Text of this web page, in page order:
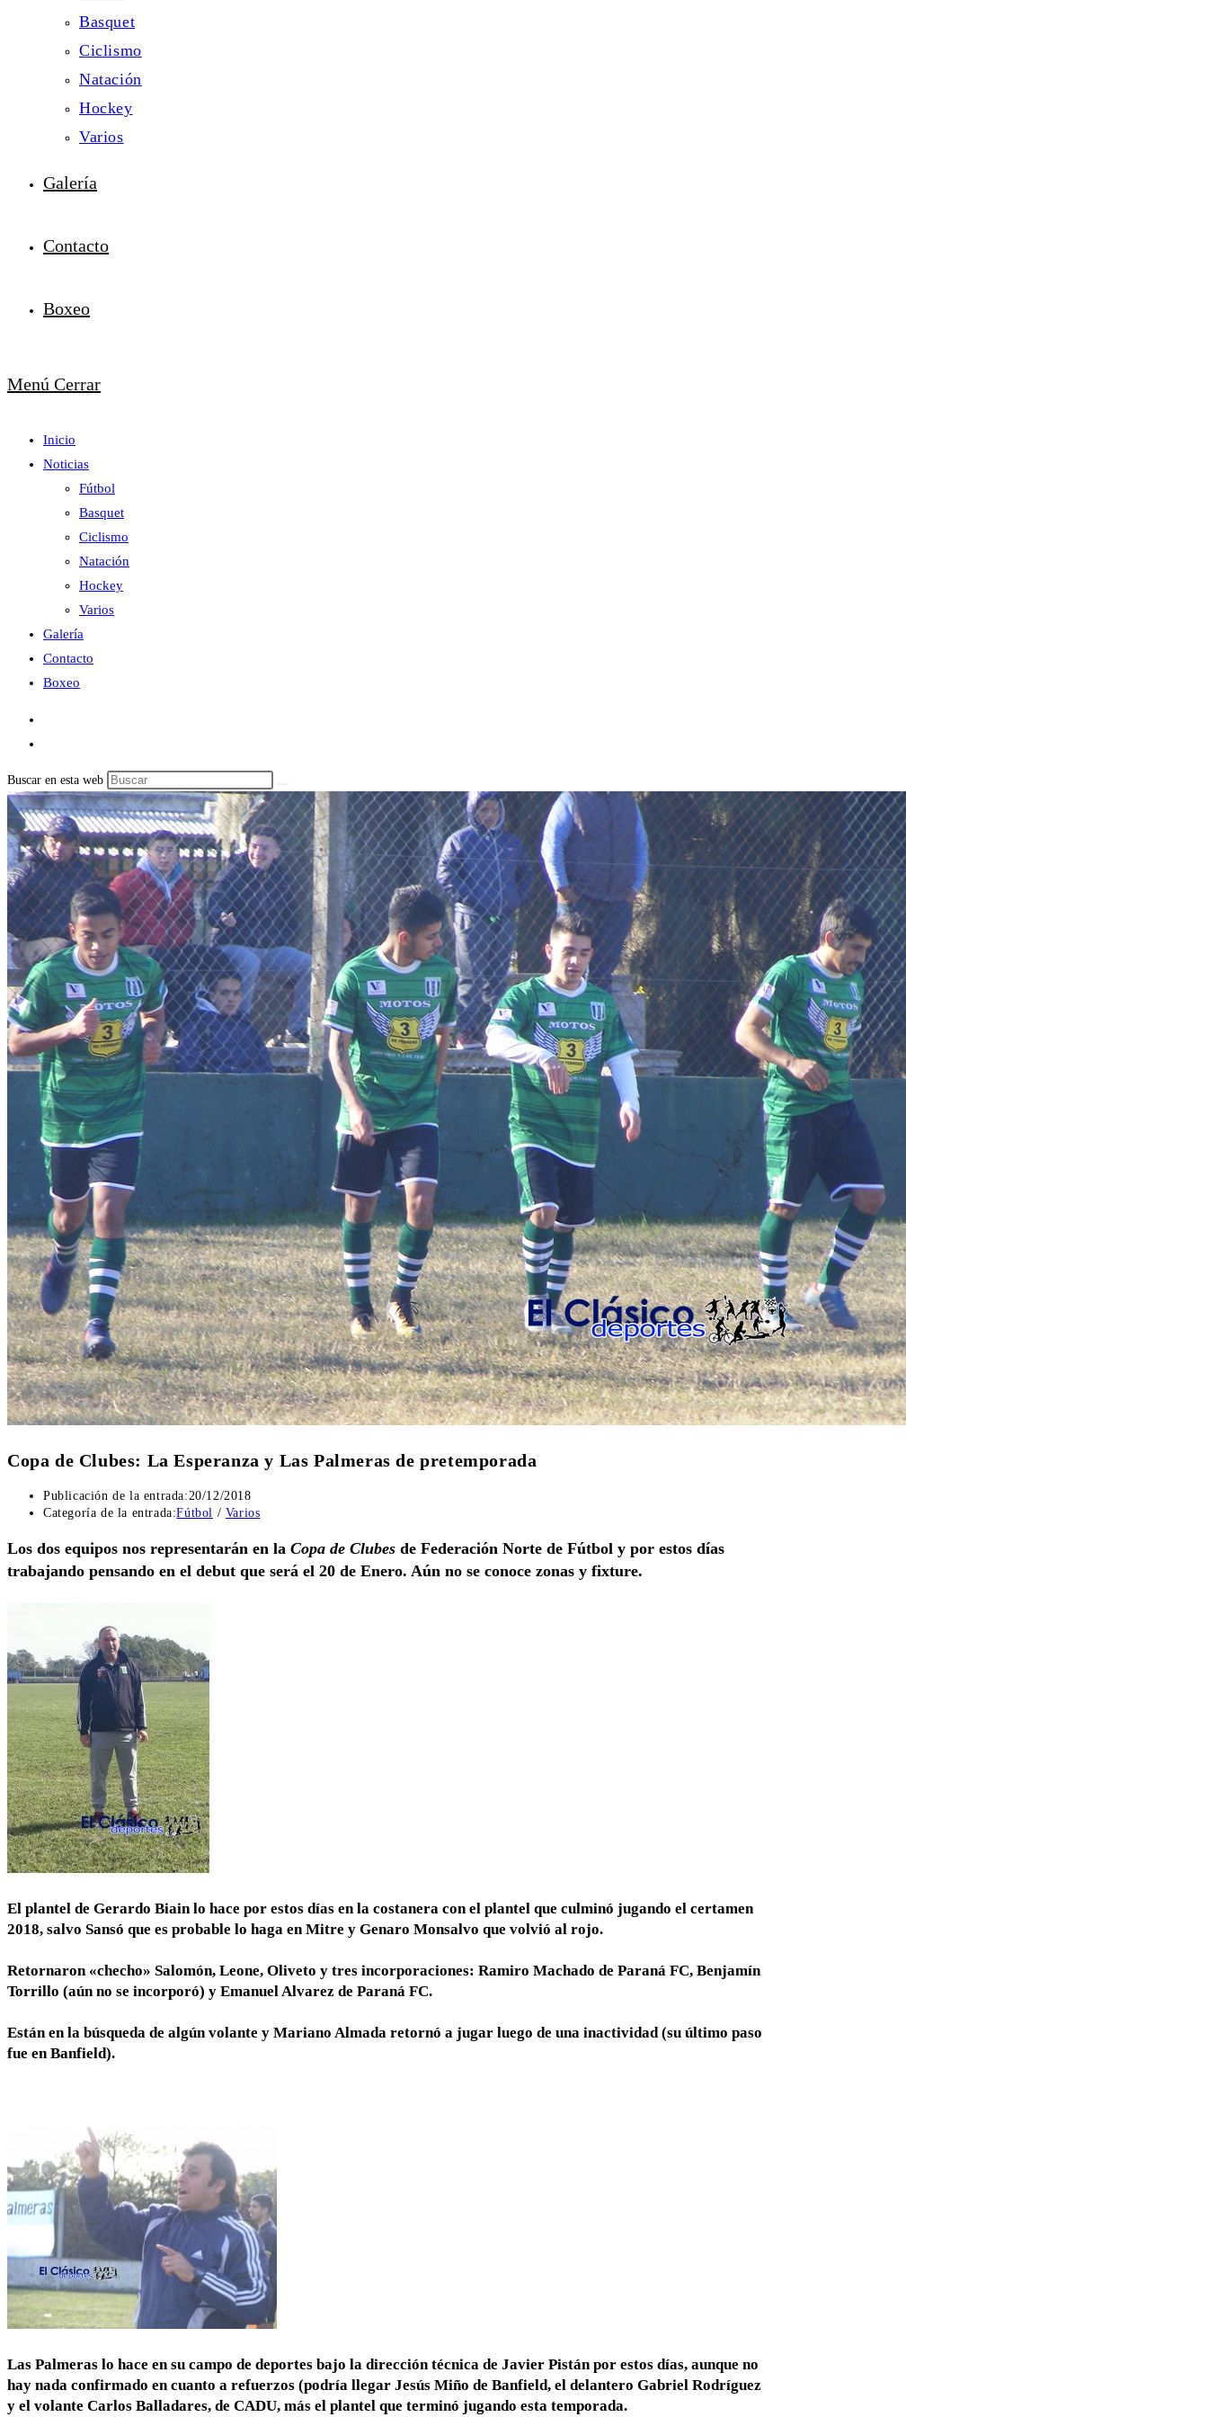
Basquet
Ciclismo
Natación
Hockey
Varios
Galería
Contacto
Boxeo
Menú Cerrar
Inicio
Noticias
Fútbol
Basquet
Ciclismo
Natación
Hockey
Varios
Galería
Contacto
Boxeo
Buscar en esta web
Copa de Clubes: La Esperanza y Las Palmeras de pretemporada
Publicación de la entrada:20/12/2018
Categoría de la entrada:Fútbol / Varios
Los dos equipos nos representarán en la Copa de Clubes de Federación Norte de Fútbol y por estos días
trabajando pensando en el debut que será el 20 de Enero. Aún no se conoce zonas y fixture.
El plantel de Gerardo Biain lo hace por estos días en la costanera con el plantel que culminó jugando el certamen
2018, salvo Sansó que es probable lo haga en Mitre y Genaro Monsalvo que volvió al rojo.
Retornaron «checho» Salomón, Leone, Oliveto y tres incorporaciones: Ramiro Machado de Paraná FC, Benjamín
Torrillo (aún no se incorporó) y Emanuel Alvarez de Paraná FC.
Están en la búsqueda de algún volante y Mariano Almada retornó a jugar luego de una inactividad (su último paso
fue en Banfield).
Las Palmeras lo hace en su campo de deportes bajo la dirección técnica de Javier Pistán por estos días, aunque no
hay nada confirmado en cuanto a refuerzos (podría llegar Jesús Miño de Banfield, el delantero Gabriel Rodríguez
y el volante Carlos Balladares, de CADU, más el plantel que terminó jugando esta temporada.